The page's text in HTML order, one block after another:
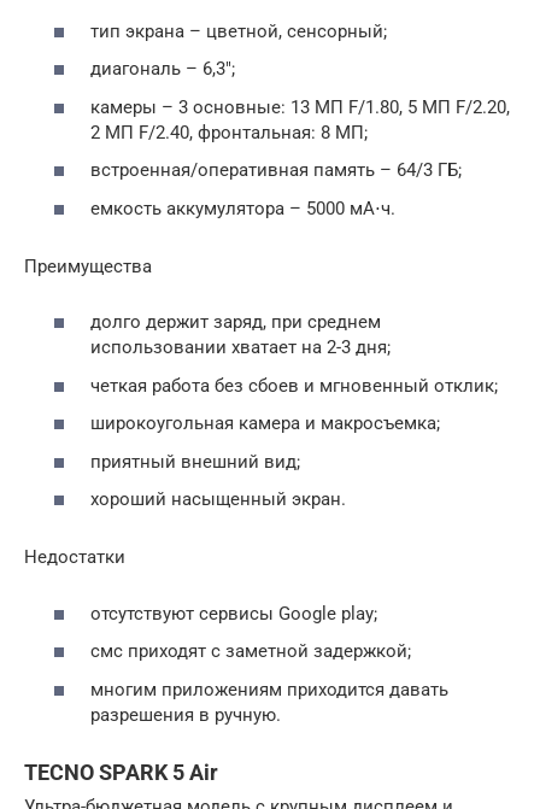
тип экрана – цветной, сенсорный;
диагональ – 6,3″;
камеры – 3 основные: 13 МП F/1.80, 5 МП F/2.20,
2 МП F/2.40, фронтальная: 8 МП;
встроенная/оперативная память – 64/3 ГБ;
емкость аккумулятора – 5000 мА⋅ч.
Преимущества
долго держит заряд, при среднем
использовании хватает на 2-3 дня;
четкая работа без сбоев и мгновенный отклик;
широкоугольная камера и макросъемка;
приятный внешний вид;
хороший насыщенный экран.
Недостатки
отсутствуют сервисы Google play;
смс приходят с заметной задержкой;
многим приложениям приходится давать
разрешения в ручную.
TECNO SPARK 5 Air